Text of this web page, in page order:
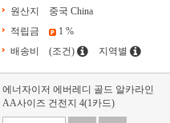
원산지
중국 China
적립금
1 %
배송비
(조건) 지역별
에너자이저 에버레디 골드 알카라인
AA사이즈 건전지 4(1카드)